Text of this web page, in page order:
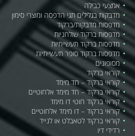
אמצעי כבילה
מדבקות בגלילים תגי הדפסה ומוצרי סימון
מדפסות מדבקות/ברקוד
מדפסות ברקוד שולחניות
מדפסות ברקוד תעשייתיות
מדפסות ברקוד סופר תעשייתיות
מסופונים
קוראי ברקוד
קוראי ברקוד – חד מימד
קוראי ברקוד – חד מימד אלחוטיים
קוראי ברקוד חוטי דו מימד
קוראי ברקוד – דו מימד אלחוטיים
קוראי ברקוד לטאבלט או לנייד
רדידי דיו